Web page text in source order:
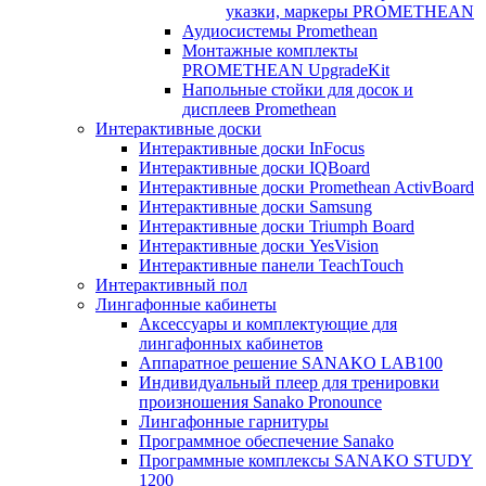
указки, маркеры PROMETHEAN
Аудиосистемы Promethean
Монтажные комплекты
PROMETHEAN UpgradeKit
Напольные стойки для досок и
дисплеев Promethean
Интерактивные доски
Интерактивные доски InFocus
Интерактивные доски IQBoard
Интерактивные доски Promethean ActivBoard
Интерактивные доски Samsung
Интерактивные доски Triumph Board
Интерактивные доски YesVision
Интерактивные панели TeachTouch
Интерактивный пол
Лингафонные кабинеты
Аксессуары и комплектующие для
лингафонных кабинетов
Аппаратное решение SANAKO LAB100
Индивидуальный плеер для тренировки
произношения Sanako Pronounce
Лингафонные гарнитуры
Программное обеспечение Sanako
Программные комплексы SANAKO STUDY
1200